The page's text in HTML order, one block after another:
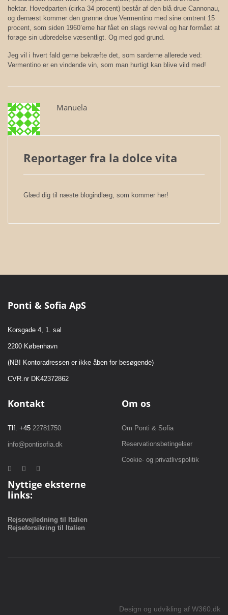
hektar. Hovedparten (cirka 34 procent) består af den blå drue Cannonau,
og dernæst kommer den grønne drue Vermentino med sine omtrent 15
procent, som siden 1960’erne har fået en slags revival og har formået at
forøge sin udbredelse væsentligt. Og med god grund.
Jeg vil i hvert fald gerne bekræfte det, som sarderne allerede ved:
Vermentino er en vindende vin, som man hurtigt kan blive vild med!
Manuela
Reportager fra la dolce vita
Glæd dig til næste blogindlæg, som kommer her!
Ponti & Sofia ApS
Korsgade 4, 1. sal
2200 København
(NB! Kontoradressen er ikke åben for besøgende)
CVR.nr DK42372862
Kontakt
Tlf. +45 22781750
info@pontisofia.dk
Om os
Om Ponti & Sofia
Reservationsbetingelser
Cookie- og privatlivspolitik
Nyttige eksterne
links:
Rejsevejledning til Italien
Rejseforsikring til Italien
Design og udvikling af W360.dk